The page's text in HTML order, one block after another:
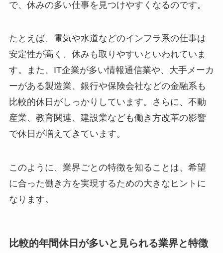
で、休みの多い仕事を見つけやすくなるのです。
たとえば、電気や水道などのインフラ系の仕事は
安定性が高く、休みも取りやすいといわれていま
す。また、IT企業が多い情報通信業や、大手メーカ
ーがある製造業、銀行や保険会社などの金融系も
比較的休日がしっかりしています。さらに、不動
産業、教育関連、建設業なども働き方改革の影響
で休日が増えてきています。
このように、業界ごとの特徴を知ることは、希望
に合った働き方を実現するための大きなヒントに
なります。
比較的年間休日が多いと見られる業界と特徴